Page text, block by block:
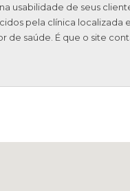
usabilidade de seus
pela clínica
de saúde. É que o site